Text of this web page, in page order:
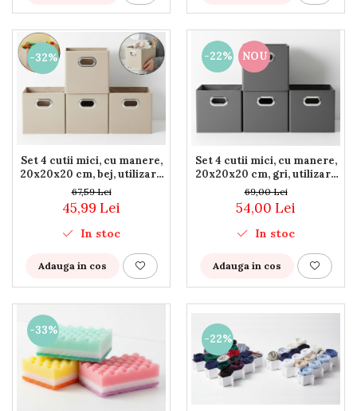
-32%
Set 4 cutii mici, cu manere,
20x20x20 cm, bej, utilizare
universala
67,59 Lei
45,99 Lei
In stoc
Adauga in cos
-22% NOU
Set 4 cutii mici, cu manere,
20x20x20 cm, gri, utilizare
universala
69,00 Lei
54,00 Lei
In stoc
Adauga in cos
-33%
-22%